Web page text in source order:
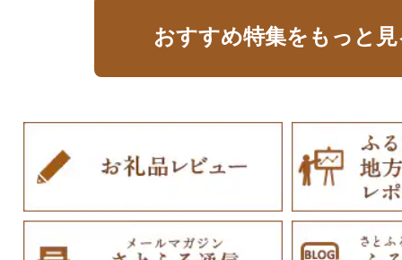
おすすめ特集をもっと